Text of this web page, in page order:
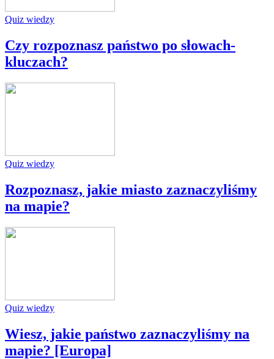
Quiz wiedzy
Czy rozpoznasz państwo po słowach-
kluczach?
Quiz wiedzy
Rozpoznasz, jakie miasto zaznaczyliśmy
na mapie?
Quiz wiedzy
Wiesz, jakie państwo zaznaczyliśmy na
mapie? [Europa]